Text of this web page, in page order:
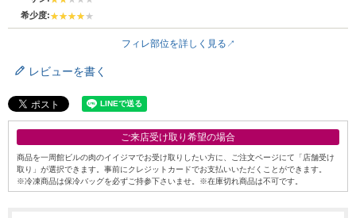
希少度:
フィレ部位を詳しく見る
レビューを書く
ご来店受け取り希望の場合
商品を一周館ビルの肉のイイジマでお受け取りしたい方に、ご注文ページにて「店舗受け
取り」が選択できます。事前にクレジットカードでお支払いいただくことができます。
※冷凍商品は保冷バッグを必ずご持参下さいませ。※在庫切れ商品は不可です。